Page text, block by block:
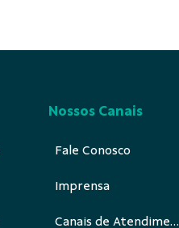
Nossos Canais
Fale Conosco
Imprensa
Canais de Atendimento